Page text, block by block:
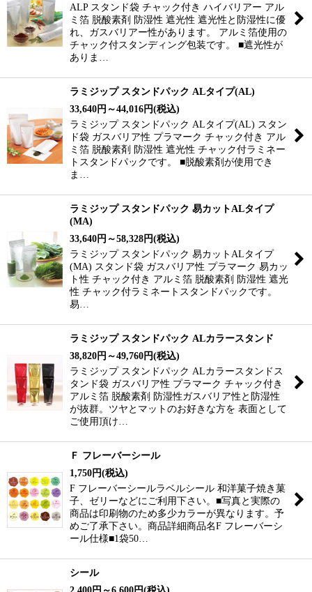
ALP スタンド袋 チャック付き ハイバリアー アル
ミ箔 脱酸素剤 防湿性 遮光性 遮光性と防湿性に優
れ、ガスバリアー性があります。 アルミ箔使用の
チャック付スタンディング包装です。 ■遮光性が
ありま…
ラミジップ スタンドパック ALタイプ(AL)
33,640円 ～44,016円(税込)
ラミジップ スタンドパック ALタイプ(AL) スタン
ド袋 ガスバリア性 プラマーク チャック付き アル
ミ箔 脱酸素剤 防湿性 遮光性 チャック付ラミネー
トスタンドパックです。 ■脱酸素剤が使用でき
ま…
ラミジップ スタンドパック 易カットALタイプ
(MA)
33,640円 ～58,328円(税込)
ラミジップ スタンドパック 易カットALタイプ
(MA) スタンド袋 ガスバリア性 プラマーク 易カッ
ト性 チャック付き アルミ箔 脱酸素剤 防湿性 遮光
性 チャック付ラミネートスタンドパックです。
易…
ラミジップ スタンドパック ALカラースタンド
38,820円 ～49,760円(税込)
ラミジップ スタンドパック ALカラースタンドス
タンド袋 ガスバリア性 プラマーク チャック付き
アルミ箔 脱酸素剤 防湿性ガスバリア性と防湿性
が抜群。ツヤとマットのお好きな方を 表面として
ご使用頂け…
Ｆ フレーバーシール
1,750円(税込)
F フレーバーシールラベルシール 和洋菓子焼き菓
子、ゼリーなどにご利用下さい。■写真と実際の
商品は印刷物のため多少カラーが異なります。予
めご了承下さい。商品詳細商品名F フレーバーシ
ール仕様■1袋50…
シール
2,400円 ～6,600円(税込)